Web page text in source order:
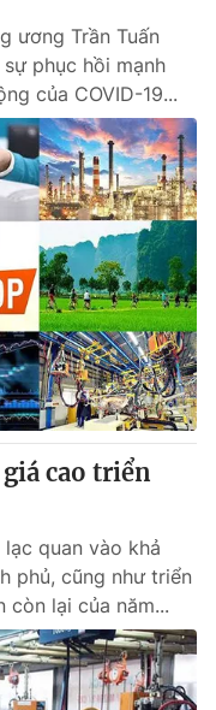
ương Trần Tuấn
phục hồi mạnh
của COVID-19...
cao triển
quan vào khả
phủ, cũng như triển
lại của năm...